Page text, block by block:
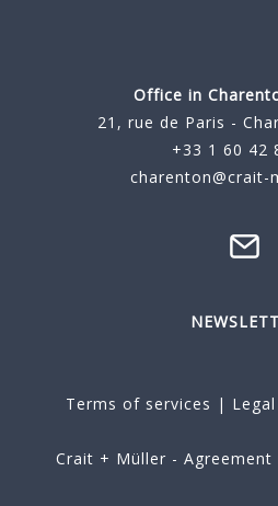
Office in
21, rue de Paris -
+33 1 60 42
charenton@crait-
Terms of services |
Crait + Müller - Agreement